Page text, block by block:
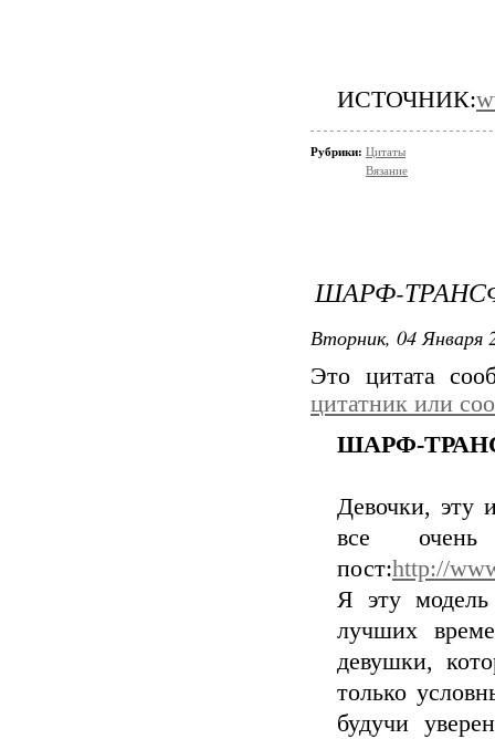
ИСТОЧНИК:
Рубрики: Цитаты
Вязание
ШАРФ-
Вторник, 04 Января
Это цитата
цитатник или
ШАРФ-
Девочки, эту
все
пост:http://
Я эту модель
лучших
девушки,
только
будучи